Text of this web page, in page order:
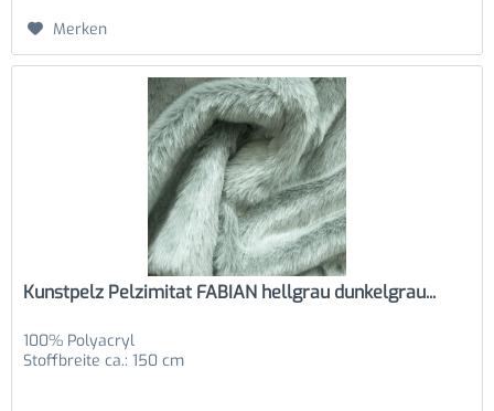
Merken
Kunstpelz Pelzimitat FABIAN hellgrau dunkelgrau...
100% Polyacryl
Stoffbreite ca.: 150 cm